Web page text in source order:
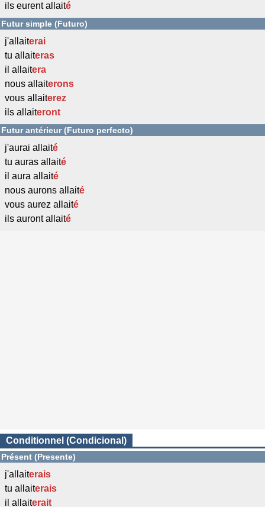
ils eurent allaité
Futur simple (Futuro)
j'allaiterai
tu allaiteras
il allaitera
nous allaiterons
vous allaiterez
ils allaiteront
Futur antérieur (Futuro perfecto)
j'aurai allaité
tu auras allaité
il aura allaité
nous aurons allaité
vous aurez allaité
ils auront allaité
Conditionnel (Condicional)
Présent (Presente)
j'allaiterais
tu allaiterais
il allaiterait